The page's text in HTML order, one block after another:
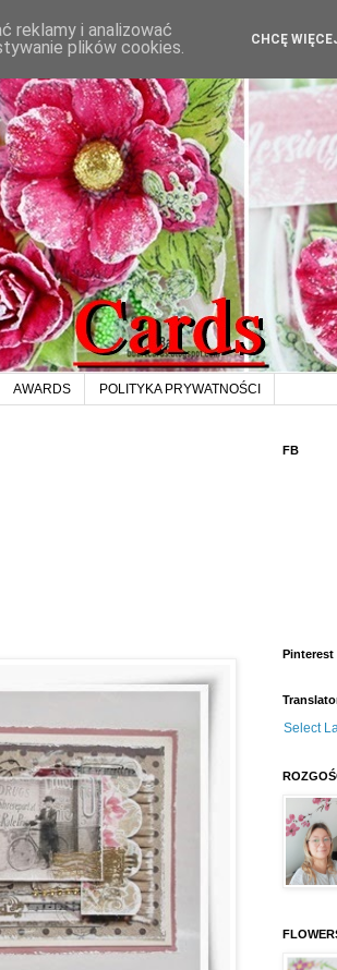
AWARDS POLITYKA PRYWATNOŚCI
FB
Pinterest
Select
reklamy i analizować
plików cookies.
CHCĘ